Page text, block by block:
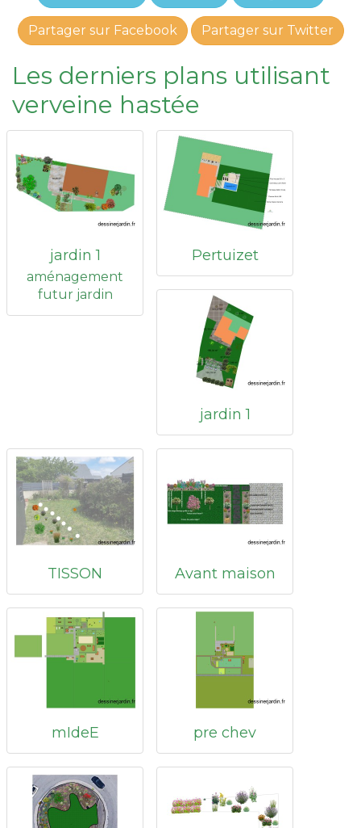
Partager sur Facebook Partager sur Twitter
Les derniers plans utilisant
verveine hastée
jardin 1
aménagement
futur jardin
Pertuizet
jardin 1
TISSON Avant maison
mIdeE pre chev